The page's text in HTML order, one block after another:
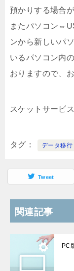
預かりする場合
またパソコン
ンから新しいパ
いるパソコン内
おりますので、
スケットサービ
タグ データ移行
Tweet
関連記事
PC